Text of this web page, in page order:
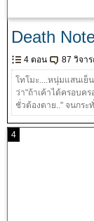
Death
4 ตอน 87 วิจา
โทโมะ....หนุ่มแสนเย็
ว่า"ถ้าเค้าได้ครอบค
ชั่วต้องตาย.." จนกระ
4